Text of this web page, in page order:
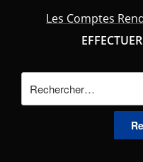
Les Comptes